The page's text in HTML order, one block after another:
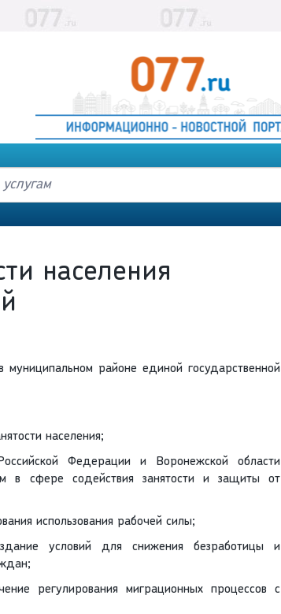
населения
районе единой государственной
населения;
Федерации и Воронежской области
в сфере содействия занятости и защиты от
использования рабочей силы;
условий для снижения безработицы и
регулирования миграционных процессов с